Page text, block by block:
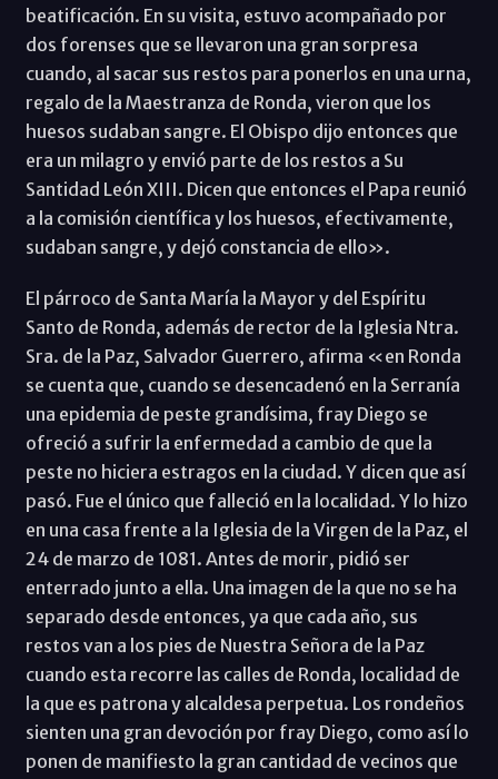
beatificación. En su visita, estuvo acompañado por
dos forenses que se llevaron una gran sorpresa
cuando, al sacar sus restos para ponerlos en una urna,
regalo de la Maestranza de Ronda, vieron que los
huesos sudaban sangre. El Obispo dijo entonces que
era un milagro y envió parte de los restos a Su
Santidad León XIII. Dicen que entonces el Papa reunió
a la comisión científica y los huesos, efectivamente,
sudaban sangre, y dejó constancia de ello».
El párroco de Santa María la Mayor y del Espíritu
Santo de Ronda, además de rector de la Iglesia Ntra.
Sra. de la Paz, Salvador Guerrero, afirma «en Ronda
se cuenta que, cuando se desencadenó en la Serranía
una epidemia de peste grandísima, fray Diego se
ofreció a sufrir la enfermedad a cambio de que la
peste no hiciera estragos en la ciudad. Y dicen que así
pasó. Fue el único que falleció en la localidad. Y lo hizo
en una casa frente a la Iglesia de la Virgen de la Paz, el
24 de marzo de 1081. Antes de morir, pidió ser
enterrado junto a ella. Una imagen de la que no se ha
separado desde entonces, ya que cada año, sus
restos van a los pies de Nuestra Señora de la Paz
cuando esta recorre las calles de Ronda, localidad de
la que es patrona y alcaldesa perpetua. Los rondeños
sienten una gran devoción por fray Diego, como así lo
ponen de manifiesto la gran cantidad de vecinos que